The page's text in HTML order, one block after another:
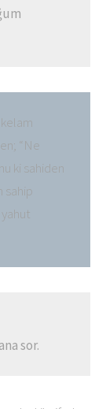
“Ne
ki sahiden
sahip
sor.